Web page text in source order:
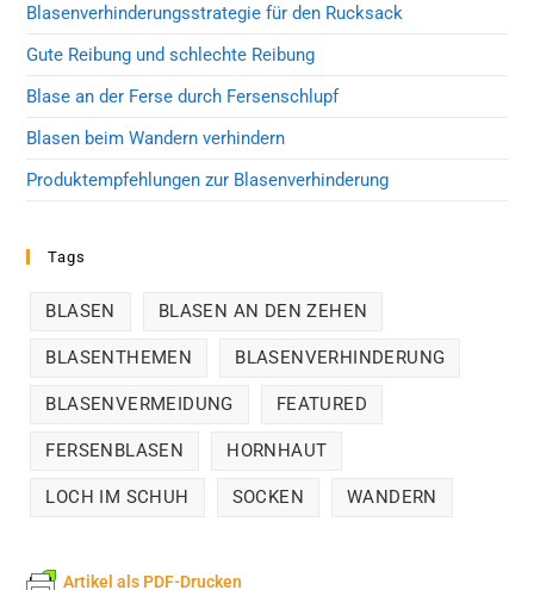
Blasenverhinderungsstrategie für den Rucksack
Gute Reibung und schlechte Reibung
Blase an der Ferse durch Fersenschlupf
Blasen beim Wandern verhindern
Produktempfehlungen zur Blasenverhinderung
Tags
BLASEN BLASEN AN DEN ZEHEN
BLASENTHEMEN BLASENVERHINDERUNG
BLASENVERMEIDUNG FEATURED
FERSENBLASEN HORNHAUT
LOCH IM SCHUH SOCKEN WANDERN
Artikel als PDF-Drucken